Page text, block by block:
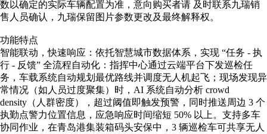
数以确定的实际车辆配置为准，意向购买者请 及时联系九瑞销
售人员确认，九瑞保留图片参数更改及最终解释权。
功能特点
智能联动，快速响应：依托智慧城市数据体系，实现 “任务 - 执
行 - 反馈” 全流程自动化：指挥中心通过云端平台下发巡检任
务，车载系统自动规划最优路线并调度无人机起飞；现场发现异
常情况（如人员过度聚集）时，AI 系统自动分析 crowd
density（人群密度），超过阈值即触发预警，同时推送周边 3 个
执勤点警力位置信息，应急响应时间缩短 50% 以上。支持多车
协同作业，在青岛港集装箱码头安保中，3 辆巡检车可共享无人